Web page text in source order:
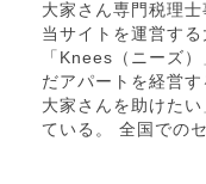
大家さん専門税理
当サイトを運営す
「Knees（ニーズ
だアパートを経営
大家さんを助けた
ている。 全国での